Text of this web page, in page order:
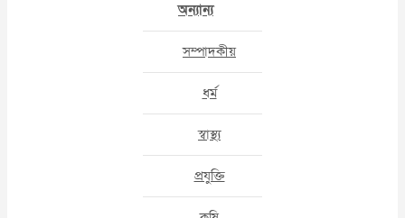
অন্যান্য
সম্পাদকীয়
ধর্ম
স্বাস্থ্য
প্রযুক্তি